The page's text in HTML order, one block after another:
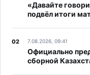
«Давайте
подвёл итоги
7.08.2026, 09:41
Официально
сборной